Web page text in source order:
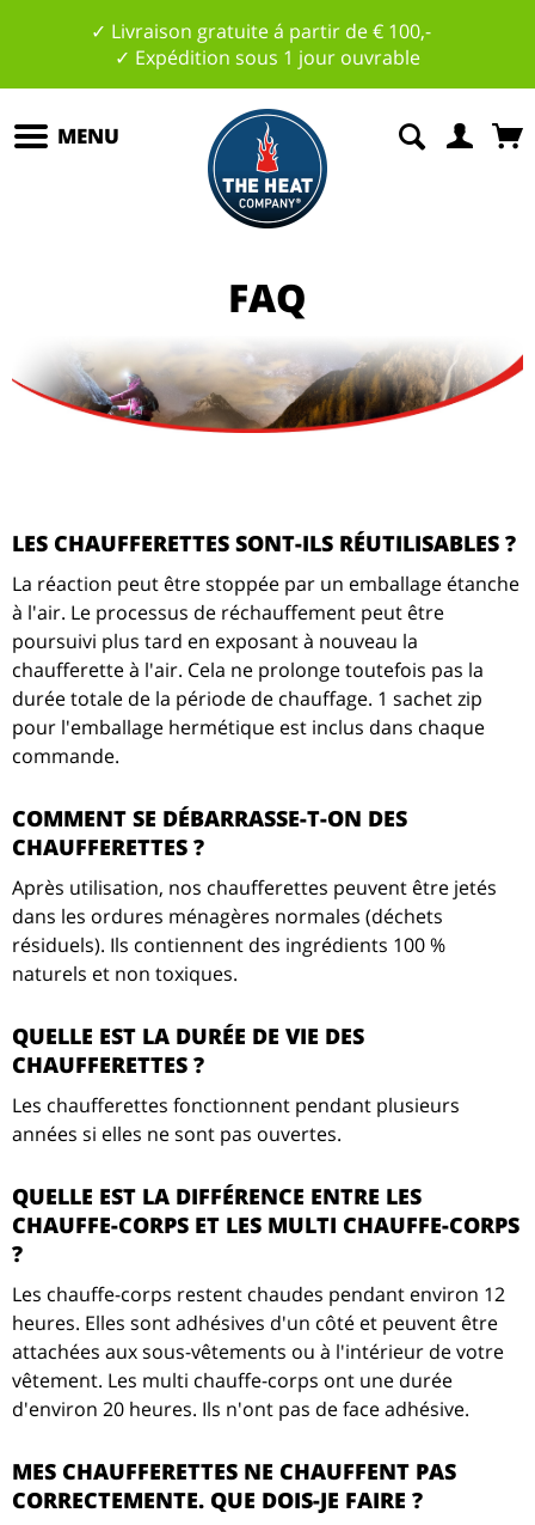
✓ Livraison gratuite á partir de € 100,-
✓ Expédition sous 1 jour ouvrable
MENU
FAQ
LES CHAUFFERETTES SONT-ILS RÉUTILISABLES ?
La réaction peut être stoppée par un emballage étanche
à l'air. Le processus de réchauffement peut être
poursuivi plus tard en exposant à nouveau la
chaufferette à l'air. Cela ne prolonge toutefois pas la
durée totale de la période de chauffage. 1 sachet zip
pour l'emballage hermétique est inclus dans chaque
commande.
COMMENT SE DÉBARRASSE-T-ON DES
CHAUFFERETTES ?
Après utilisation, nos chaufferettes peuvent être jetés
dans les ordures ménagères normales (déchets
résiduels). Ils contiennent des ingrédients 100 %
naturels et non toxiques.
QUELLE EST LA DURÉE DE VIE DES
CHAUFFERETTES ?
Les chaufferettes fonctionnent pendant plusieurs
années si elles ne sont pas ouvertes.
QUELLE EST LA DIFFÉRENCE ENTRE LES
CHAUFFE-CORPS ET LES MULTI CHAUFFE-CORPS
?
Les chauffe-corps restent chaudes pendant environ 12
heures. Elles sont adhésives d'un côté et peuvent être
attachées aux sous-vêtements ou à l'intérieur de votre
vêtement. Les multi chauffe-corps ont une durée
d'environ 20 heures. Ils n'ont pas de face adhésive.
MES CHAUFFERETTES NE CHAUFFENT PAS
CORRECTEMENTE. QUE DOIS-JE FAIRE ?